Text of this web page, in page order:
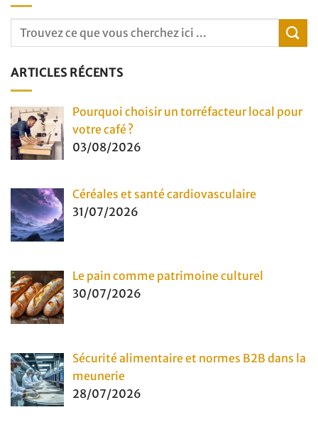
ARTICLES RÉCENTS
Pourquoi choisir un torréfacteur local pour
votre café ?
03/08/2026
Céréales et santé cardiovasculaire
31/07/2026
Le pain comme patrimoine culturel
30/07/2026
Sécurité alimentaire et normes B2B dans la
meunerie
28/07/2026